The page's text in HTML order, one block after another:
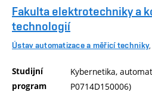
Fakulta elektrotechniky a
technologií
Ústav automatizace a měřicí techniky
Studijní
program
Kybernetika,
P0714D150006)